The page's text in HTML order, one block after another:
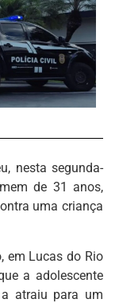
nesta segunda-
de 31 anos,
uma criança
em Lucas do Rio
a adolescente
atraiu para um